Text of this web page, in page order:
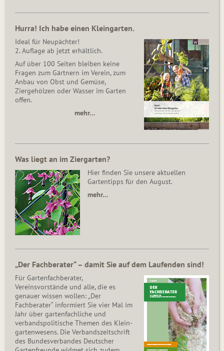
Hurra! Ich habe einen Kleingarten.
Ideal für Neupächter!
2. Auflage ab jetzt erhältlich.
Auf über 100 Seiten bleiben keine
Fragen zum Gärtnern im Verein, zum
Anbau von Obst und Gemüse,
Ziergehölzen oder Wasser im Garten
offen.
mehr…
Was liegt an im Ziergarten?
Hier finden Sie unsere aktuellen
Gartentipps für den August.
mehr…
„Der Fachberater“ – damit Sie auf dem Laufenden sind!
Für Gartenfachberater,
Vereinsvorstände und alle, die es
genauer wissen wollen: „Der
Fachberater“ informiert Sie vier Mal im
Jahr über gartenfachliche und
verbandspolitische Themen des Klein­
gar­ten­wesens. Die Ver­bands­zeit­schrift
des Bun­des­ver­ban­des Deutscher